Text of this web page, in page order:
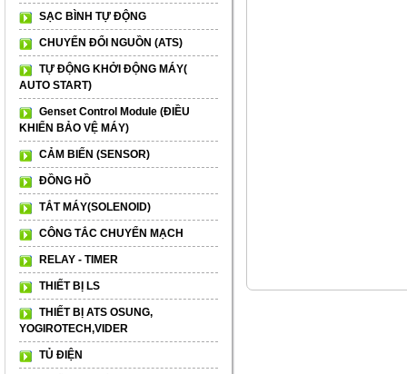
SẠC BÌNH TỰ ĐỘNG
CHUYỂN ĐỔI NGUỒN (ATS)
TỰ ĐỘNG KHỞI ĐỘNG MÁY(
AUTO START)
Genset Control Module (ĐIỀU
KHIỂN BẢO VỆ MÁY)
CẢM BIẾN (SENSOR)
ĐỒNG HỒ
TẮT MÁY(SOLENOID)
CÔNG TẮC CHUYỂN MẠCH
RELAY - TIMER
THIẾT BỊ LS
THIẾT BỊ ATS OSUNG,
YOGIROTECH,VIDER
TỦ ĐIỆN